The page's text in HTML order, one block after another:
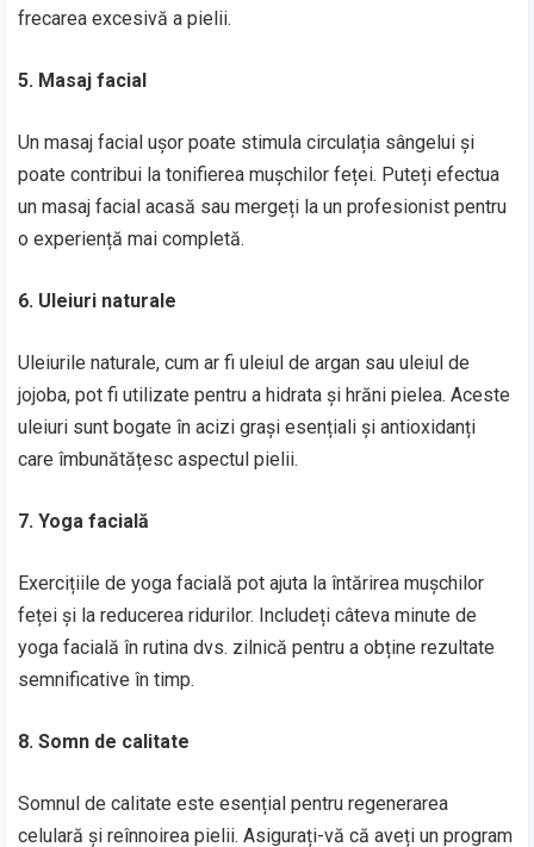
frecarea excesivă a pielii.
5. Masaj facial
Un masaj facial ușor poate stimula circulația sângelui și
poate contribui la tonifierea mușchilor feței. Puteți efectua
un masaj facial acasă sau mergeți la un profesionist pentru
o experiență mai completă.
6. Uleiuri naturale
Uleiurile naturale, cum ar fi uleiul de argan sau uleiul de
jojoba, pot fi utilizate pentru a hidrata și hrăni pielea. Aceste
uleiuri sunt bogate în acizi grași esențiali și antioxidanți
care îmbunătățesc aspectul pielii.
7. Yoga facială
Exercițiile de yoga facială pot ajuta la întărirea mușchilor
feței și la reducerea ridurilor. Includeți câteva minute de
yoga facială în rutina dvs. zilnică pentru a obține rezultate
semnificative în timp.
8. Somn de calitate
Somnul de calitate este esențial pentru regenerarea
celulară și reînnoirea pielii. Asigurați-vă că aveți un program